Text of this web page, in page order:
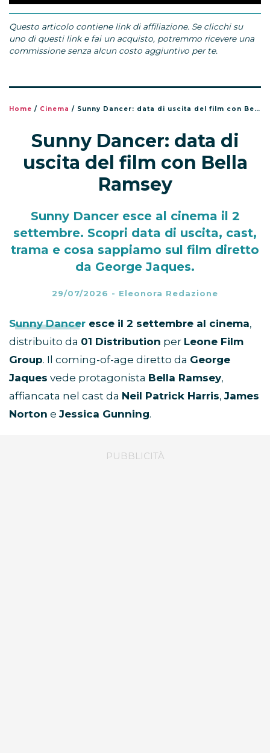
Questo articolo contiene link di affiliazione. Se clicchi su
uno di questi link e fai un acquisto, potremmo ricevere una
commissione senza alcun costo aggiuntivo per te.
Home / Cinema / Sunny Dancer: data di uscita del film con Bella Ramsey
Sunny Dancer: data di
uscita del film con Bella
Ramsey
Sunny Dancer esce al cinema il 2
settembre. Scopri data di uscita, cast,
trama e cosa sappiamo sul film diretto
da George Jaques.
29/07/2026 - Eleonora Redazione
Sunny Dancer esce il 2 settembre al cinema,
distribuito da 01 Distribution per Leone Film
Group. Il coming-of-age diretto da George
Jaques vede protagonista Bella Ramsey,
affiancata nel cast da Neil Patrick Harris, James
Norton e Jessica Gunning.